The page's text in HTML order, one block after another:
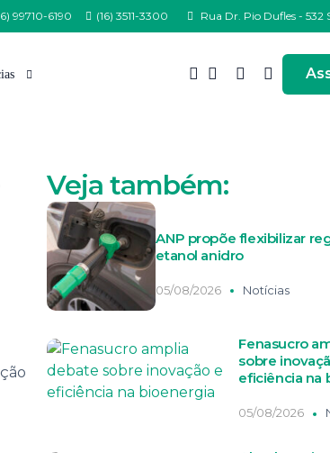
99710-6190 (16) 3511-3300 Rua Dr. Pio Dufles - 532
TécnicosVeja também:
ANP propõe flexibilizar
etanol anidro
05/08/2026 Notícias
Fenasucro
sobre
eficiência na
05/08/2026